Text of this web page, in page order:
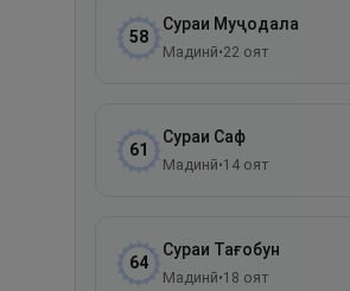
58
Сураи Муҷодала
Мадинӣ•22 оят
61
Сураи Саф
Мадинӣ•14 оят
64
Сураи Тағобун
Мадинӣ•18 оят